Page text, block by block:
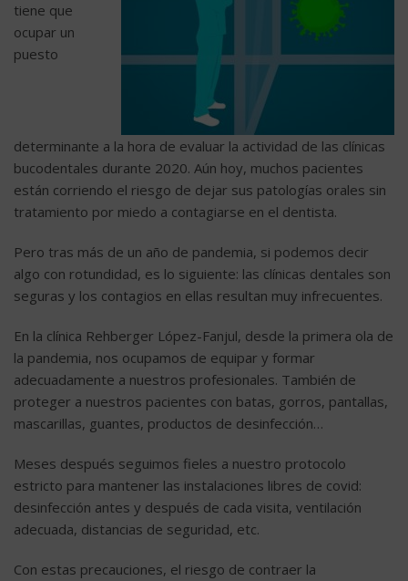
tiene que
ocupar un
puesto
determinante a la hora de evaluar la actividad de las clínicas
bucodentales durante 2020. Aún hoy, muchos pacientes
están corriendo el riesgo de dejar sus patologías orales sin
tratamiento por miedo a contagiarse en el dentista.
Pero tras más de un año de pandemia, si podemos decir
algo con rotundidad, es lo siguiente: las clínicas dentales son
seguras y los contagios en ellas resultan muy infrecuentes.
En la clínica Rehberger López-Fanjul, desde la primera ola de
la pandemia, nos ocupamos de equipar y formar
adecuadamente a nuestros profesionales. También de
proteger a nuestros pacientes con batas, gorros, pantallas,
mascarillas, guantes, productos de desinfección…
Meses después seguimos fieles a nuestro protocolo
estricto para mantener las instalaciones libres de covid:
desinfección antes y después de cada visita, ventilación
adecuada, distancias de seguridad, etc.
Con estas precauciones, el riesgo de contraer la